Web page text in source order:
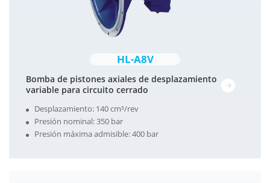
HL-A8V
Bomba de pistones axiales de desplazamiento
variable para circuito cerrado
Desplazamiento: 140 cm³/rev
Presión nominal: 350 bar
Presión máxima admisible: 400 bar